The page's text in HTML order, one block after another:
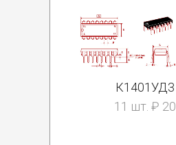
К1401УД3
11 шт. ₽ 20